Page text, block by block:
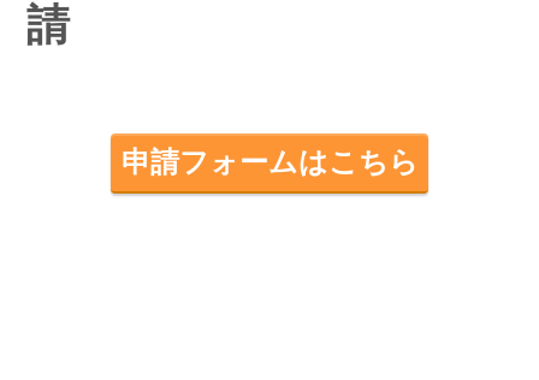
請
申請フォームはこちら